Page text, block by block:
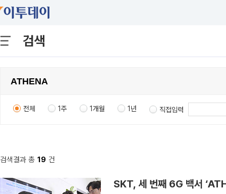
검색
전체 1주 1개월 1년 직접입력
검색결과 총 19 건
SKT, 세 번째 6G 백서